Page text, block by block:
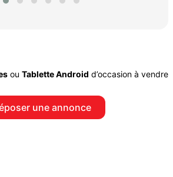
ou Tablette Android d’occasion à vendre
une annonce